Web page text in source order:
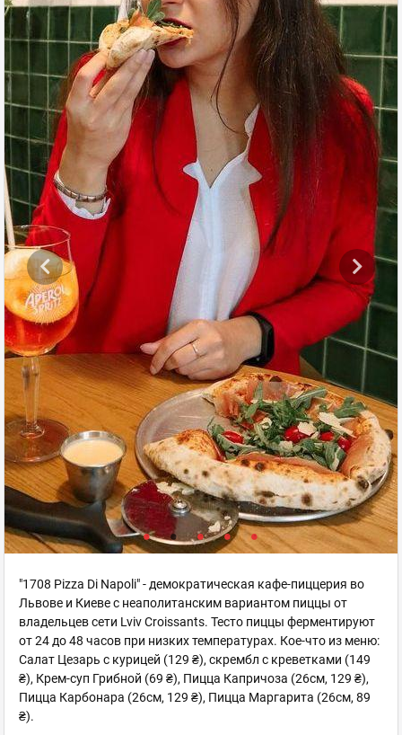
"1708 Pizza Di Napoli" - демократическая кафе-пиццерия во
Львове и Киеве с неаполитанским вариантом пиццы от
владельцев сети Lviv Croissants. Тесто пиццы ферментируют
от 24 до 48 часов при низких температурах. Кое-что из меню:
Салат Цезарь с курицей (129 ₴), скрембл с креветками (149
₴), Крем-суп Грибной (69 ₴), Пицца Капричоза (26см, 129 ₴),
Пицца Карбонара (26см, 129 ₴), Пицца Маргарита (26см, 89
₴).